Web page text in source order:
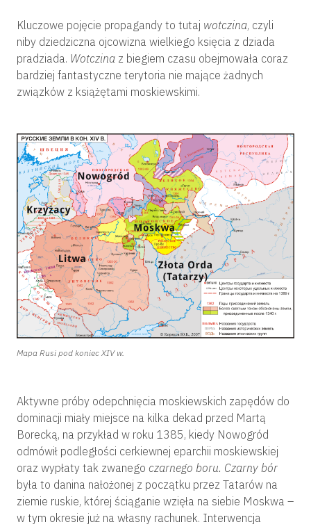
Kluczowe pojęcie propagandy to tutaj wotczina, czyli
niby dziedziczna ojcowizna wielkiego księcia z dziada
pradziada. Wotczina z biegiem czasu obejmowała coraz
bardziej fantastyczne terytoria nie mające żadnych
związków z książętami moskiewskimi.
Mapa Rusi pod koniec XIV w.
Aktywne próby odepchnięcia moskiewskich zapędów do
dominacji miały miejsce na kilka dekad przed Martą
Borecką, na przykład w roku 1385, kiedy Nowogród
odmówił podległości cerkiewnej eparchii moskiewskiej
oraz wypłaty tak zwanego czarnego boru. Czarny bór
była to danina nałożonej z początku przez Tatarów na
ziemie ruskie, której ściąganie wzięła na siebie Moskwa –
w tym okresie już na własny rachunek. Interwencja